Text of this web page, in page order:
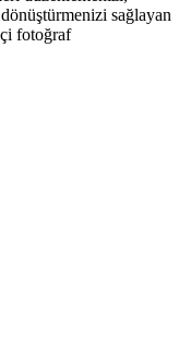
sağlayan
fotoğraf